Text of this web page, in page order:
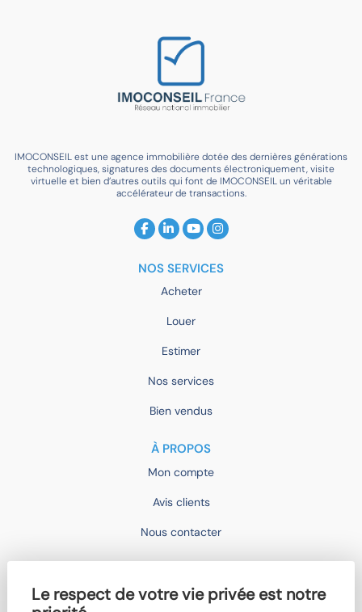
Le respect de votre vie privée est notre
IMOCONSEIL est une agence immobilière dotée des dernières générations
technologiques, signatures des documents électroniquement, visite
virtuelle et bien d’autres outils qui font de IMOCONSEIL un véritable
accélérateur de transactions.
NOS SERVICES
Acheter
Louer
Estimer
Nos services
Bien vendus
À PROPOS
Mon compte
Avis clients
Nous contacter
Devenir mandataire